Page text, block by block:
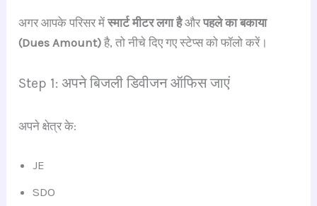
अगर आपके परिसर मेंस्मार्ट मीटर लगा हैऔरपहले का बकाया
(Dues Amount) है, तो नीचे दिए गए स्टेप्स को फॉलो करें।
Step 1: अपने बिजली डिवीजन ऑफिस जाएं
अपने क्षेत्र के:
JE
SDO